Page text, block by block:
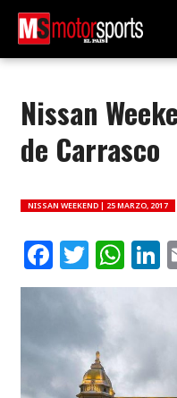
Nissan
de Carrasco
NISSAN WEEKEND | 25 MARZO, 2017